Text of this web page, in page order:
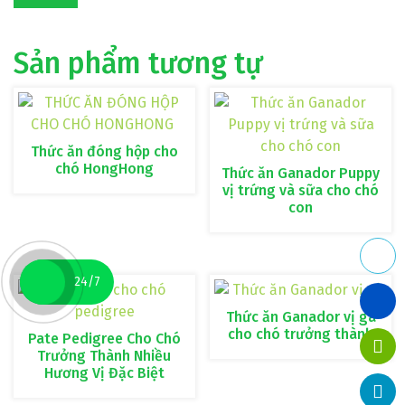
Sản phẩm tương tự
Thức ăn đóng hộp cho
chó HongHong
Thức ăn Ganador Puppy
vị trứng và sữa cho chó
con
Pate Pedigree Cho Chó
Trưởng Thành Nhiều
Hương Vị Đặc Biệt
Thức ăn Ganador vị gà
cho chó trưởng thành
24/7